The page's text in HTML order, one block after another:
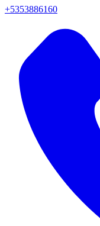
+5353886160